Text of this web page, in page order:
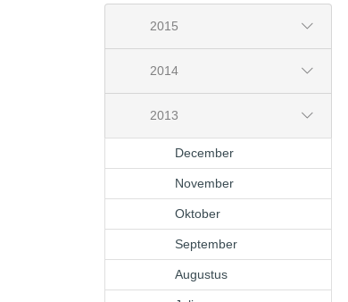
2015
2014
2013
December
November
Oktober
September
Augustus